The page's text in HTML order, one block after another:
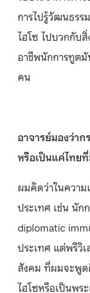
การไปรู้วัฒนธรร
ไฮโซ ไปบวกกับสิ่
อาชีพนักการทูต
คน
อาจารย์มองว่าก
หรือเป็นแค่ไทย
ผมคิดว่าในควา
ประเทศ เช่น นัก
diplomatic
ประเทศ แต่พรีวิ
สังคม ที่ผมจะพูด
ไฮโซหรือเป็นพร